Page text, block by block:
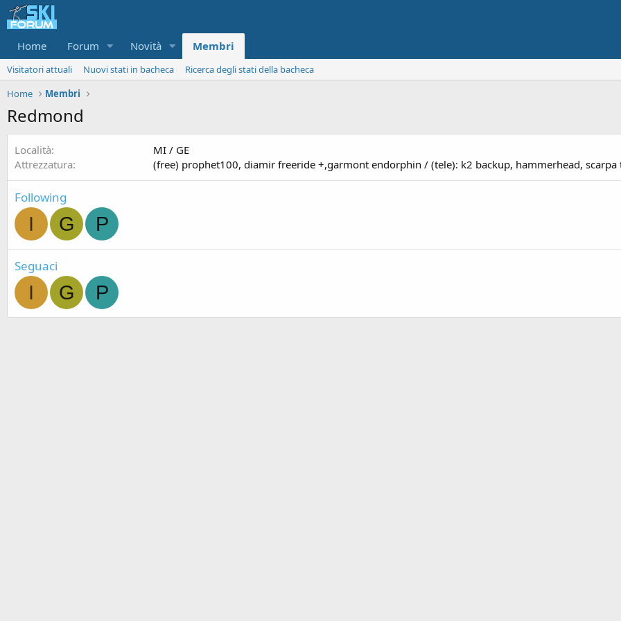
Home Forum Novità Membri
Visitatori attuali Nuovi stati in bacheca
Ricerca degli stati della bacheca
Home
Membri
Redmond
Località
MI / GE
Attrezzatura
(free) prophet100, diamir freeride +,garmont endorphin / (tele): k2 backup, hammerhead, scarpa
Following
I G P
Seguaci
I G P